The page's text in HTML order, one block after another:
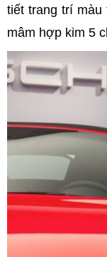
tiết trang trí màu
mâm hợp kim 5